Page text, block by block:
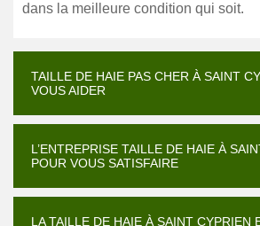
dans la meilleure condition qui soit.
TAILLE DE HAIE PAS CHER À SAINT
VOUS AIDER
L’ENTREPRISE TAILLE DE HAIE À
POUR VOUS SATISFAIRE
LA TAILLE DE HAIE À SAINT CYPRIEN